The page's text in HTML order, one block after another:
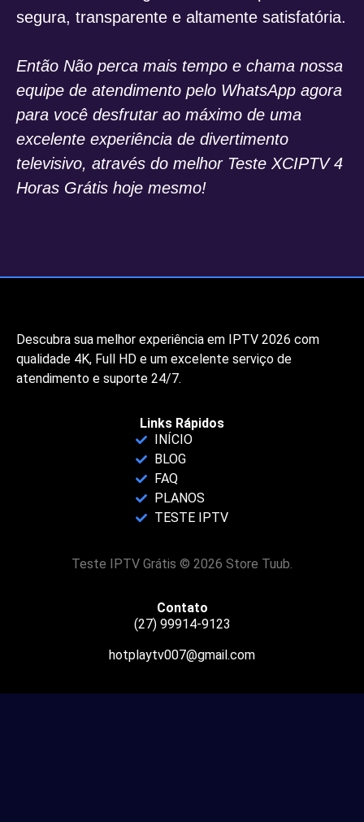
segura, transparente e altamente satisfatória.
Então Não perca mais tempo e chama nossa
equipe de atendimento pelo WhatsApp agora
para você desfrutar ao máximo de uma
excelente experiência de divertimento
televisivo, através do melhor Teste XCIPTV 4
Horas Grátis hoje mesmo!
Descubra sua melhor experiência em IPTV 2026 com
qualidade 4K, Full HD e um excelente serviço de
atendimento e suporte 24/7.
Links Rápidos
INÍCIO
BLOG
FAQ
PLANOS
TESTE IPTV
Teste IPTV Grátis © 2026 Store Tuub.
Contato
(27) 99914-9123
hotplaytv007@gmail.com